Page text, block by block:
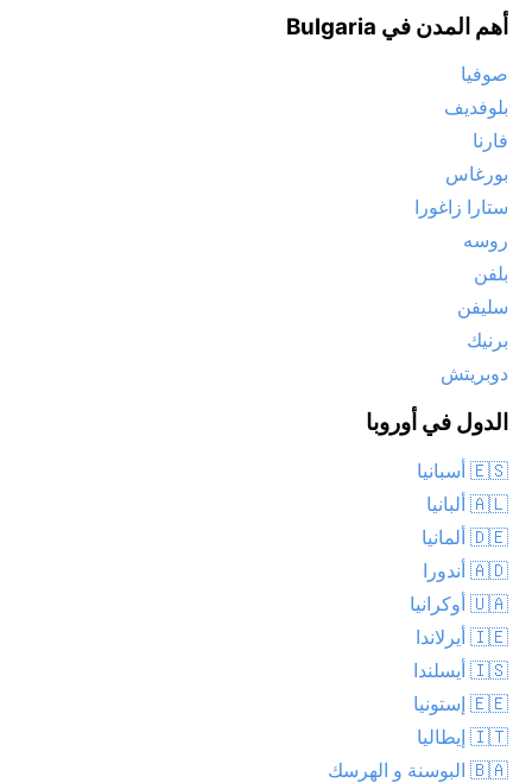
أهم المدن في Bulgaria
صوفيا
بلوفديف
فارنا
بورغاس
ستارا زاغورا
روسه
بلفن
سليفن
برنيك
دوبريتش
الدول في أوروبا
🇪🇸 أسبانيا
🇦🇱 ألبانيا
🇩🇪 ألمانيا
🇦🇩 أندورا
🇺🇦 أوكرانيا
🇮🇪 أيرلاندا
🇮🇸 أيسلندا
🇪🇪 إستونيا
🇮🇹 إيطاليا
🇧🇦 البوسنة و الهرسك